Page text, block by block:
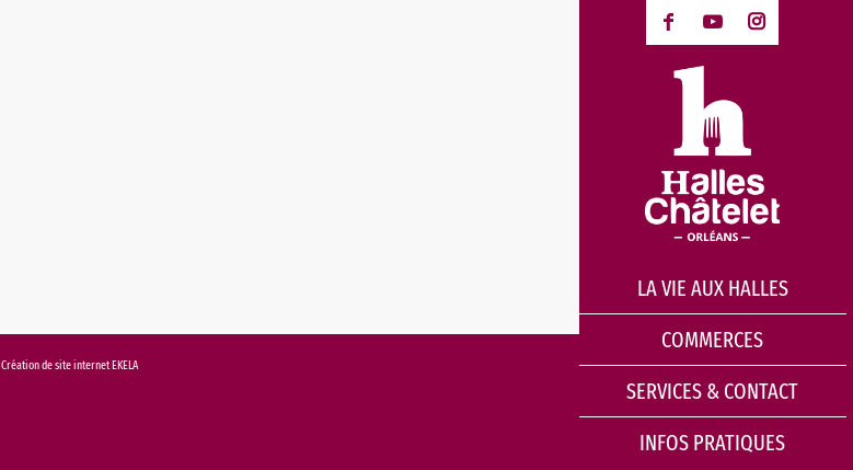
LA VIE AUX HALLES
COMMERCES
SERVICES & CONTACT
INFOS PRATIQUES
Création de site internet EKELA